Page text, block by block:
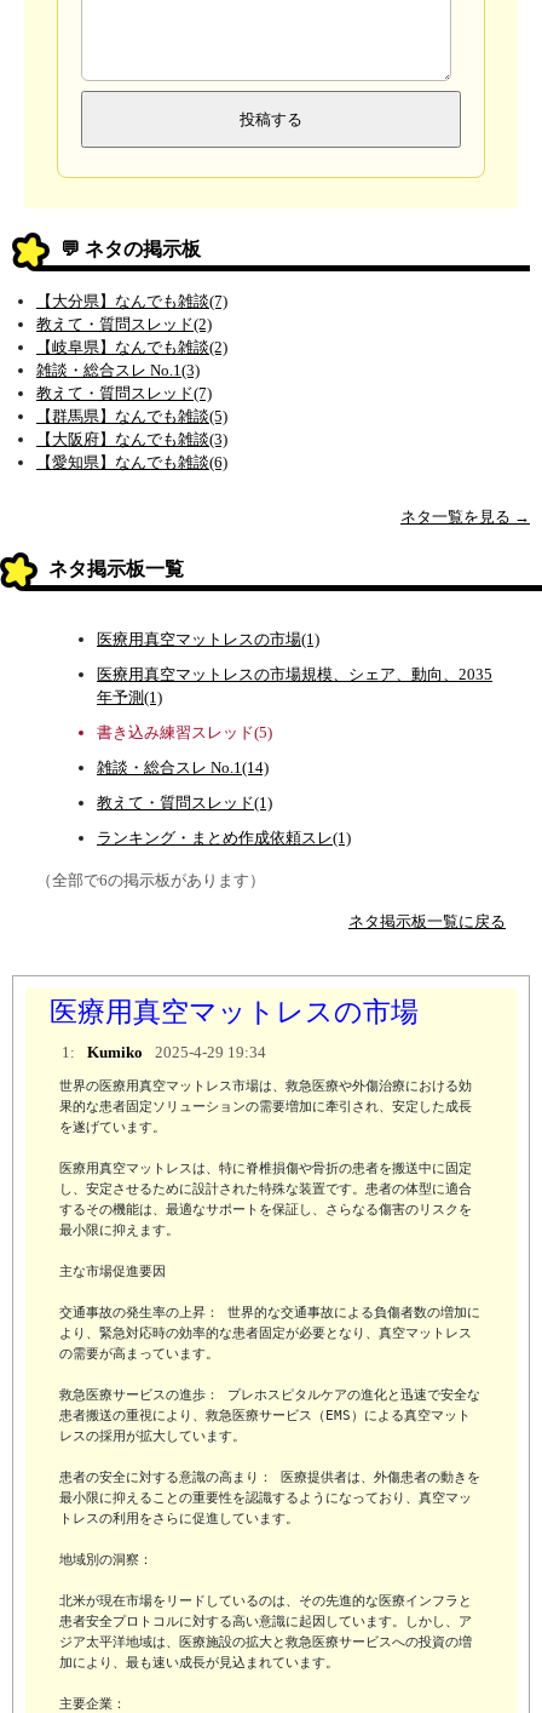
💬 ネタの掲示板
【大分県】なんでも雑談(7)
教えて・質問スレッド(2)
【岐阜県】なんでも雑談(2)
雑談・総合スレ No.1(3)
教えて・質問スレッド(7)
【群馬県】なんでも雑談(5)
【大阪府】なんでも雑談(3)
【愛知県】なんでも雑談(6)
ネタ一覧を見る →
ネタ掲示板一覧
医療用真空マットレスの市場(1)
医療用真空マットレスの市場規模、シェア、動向、2035
年予測(1)
書き込み練習スレッド(5)
雑談・総合スレ No.1(14)
教えて・質問スレッド(1)
ランキング・まとめ作成依頼スレ(1)
（全部で6の掲示板があります）
ネタ掲示板一覧に戻る
医療用真空マットレスの市場
1: Kumiko 2025-4-29 19:34
世界の医療用真空マットレス市場は、救急医療や外傷治療における効
果的な患者固定ソリューションの需要増加に牽引され、安定した成長
を遂げています。
医療用真空マットレスは、特に脊椎損傷や骨折の患者を搬送中に固定
し、安定させるために設計された特殊な装置です。患者の体型に適合
するその機能は、最適なサポートを保証し、さらなる傷害のリスクを
最小限に抑えます。
主な市場促進要因
交通事故の発生率の上昇： 世界的な交通事故による負傷者数の増加に
より、緊急対応時の効率的な患者固定が必要となり、真空マットレス
の需要が高まっています。
救急医療サービスの進歩： プレホスピタルケアの進化と迅速で安全な
患者搬送の重視により、救急医療サービス（EMS）による真空マット
レスの採用が拡大しています。
患者の安全に対する意識の高まり： 医療提供者は、外傷患者の動きを
最小限に抑えることの重要性を認識するようになっており、真空マッ
トレスの利用をさらに促進しています。
地域別の洞察：
北米が現在市場をリードしているのは、その先進的な医療インフラと
患者安全プロトコルに対する高い意識に起因しています。しかし、ア
ジア太平洋地域は、医療施設の拡大と救急医療サービスへの投資の増
加により、最も速い成長が見込まれています。
主要企業：